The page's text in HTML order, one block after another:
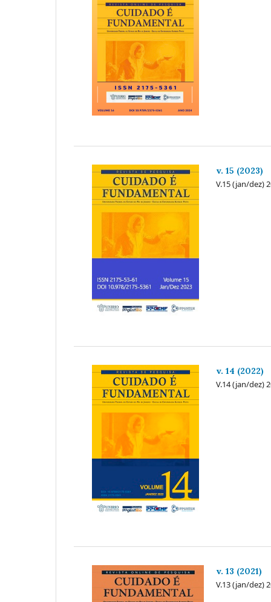
v. 15 (2023)
V.15 (jan/dez)
v. 14 (2022)
V.14 (jan/dez)
v. 13 (2021)
V.13 (jan/dez)